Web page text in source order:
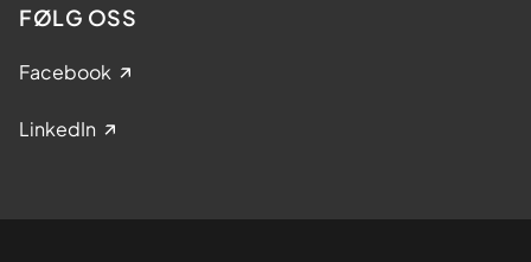
FØLG OSS
Facebook
LinkedIn